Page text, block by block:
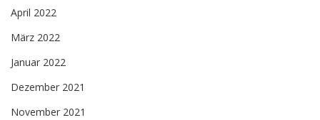
April 2022
März 2022
Januar 2022
Dezember 2021
November 2021